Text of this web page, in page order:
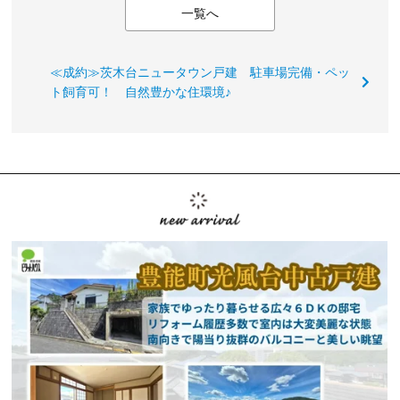
一覧へ
≪成約≫茨木台ニュータウン戸建 駐車場完備・ペッ
ト飼育可！ 自然豊かな住環境♪